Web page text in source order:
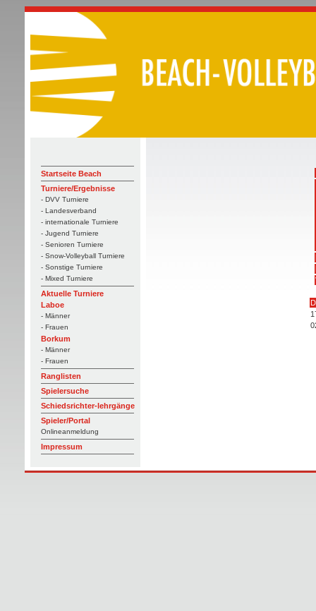
Startseite Beach
Turniere/Ergebnisse
- DVV Turniere
- Landesverband
- internationale Turniere
- Jugend Turniere
- Senioren Turniere
- Snow-Volleyball Turniere
- Sonstige Turniere
- Mixed Turniere
Aktuelle Turniere
Laboe
- Männer
- Frauen
Borkum
- Männer
- Frauen
Ranglisten
Spielersuche
Schiedsrichter-lehrgänge
Spieler/Portal
Onlineanmeldung
Impressum